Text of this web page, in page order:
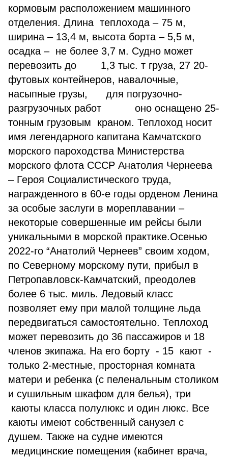
кормовым расположением машинного
отделения. Длина теплохода – 75 м,
ширина – 13,4 м, высота борта – 5,5 м,
осадка – не более 3,7 м. Судно может
перевозить до 1,3 тыс. т груза, 27 20-
футовых контейнеров, навалочные,
насыпные грузы, для погрузочно-
разгрузочных работ оно оснащено 25-
тонным грузовым краном. Теплоход носит
имя легендарного капитана Камчатского
морского пароходства Министерства
морского флота СССР Анатолия Чернеева
– Героя Социалистического труда,
награжденного в 60-е годы орденом Ленина
за особые заслуги в мореплавании –
некоторые совершенные им рейсы были
уникальными в морской практике.Осенью
2022-го “Анатолий Чернеев” своим ходом,
по Северному морскому пути, прибыл в
Петропавловск-Камчатский, преодолев
более 6 тыс. миль. Ледовый класс
позволяет ему при малой толщине льда
передвигаться самостоятельно. Теплоход
может перевозить до 36 пассажиров и 18
членов экипажа. На его борту - 15 кают -
только 2-местные, просторная комната
матери и ребенка (с пеленальным столиком
и сушильным шкафом для белья), три
каюты класса полулюкс и один люкс. Все
каюты имеют собственный санузел с
душем. Также на судне имеются
медицинские помещения (кабинет врача,